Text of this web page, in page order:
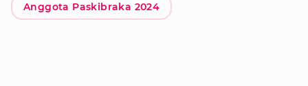
Anggota Paskibraka 2024